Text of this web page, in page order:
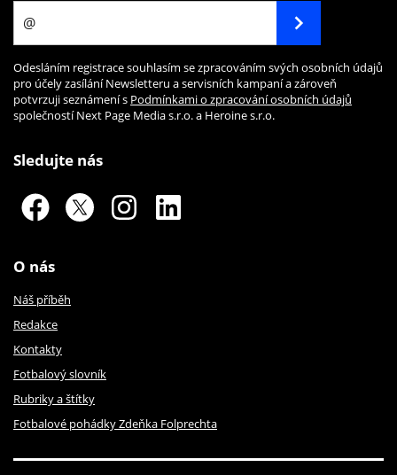
Odesláním registrace souhlasím se zpracováním svých osobních údajů
pro účely zasílání Newsletteru a servisních kampaní a zároveň
potvrzuji seznámení s Podmínkami o zpracování osobních údajů
společností Next Page Media s.r.o. a Heroine s.r.o.
Sledujte nás
O nás
Náš příběh
Redakce
Kontakty
Fotbalový slovník
Rubriky a štítky
Fotbalové pohádky Zdeňka Folprechta